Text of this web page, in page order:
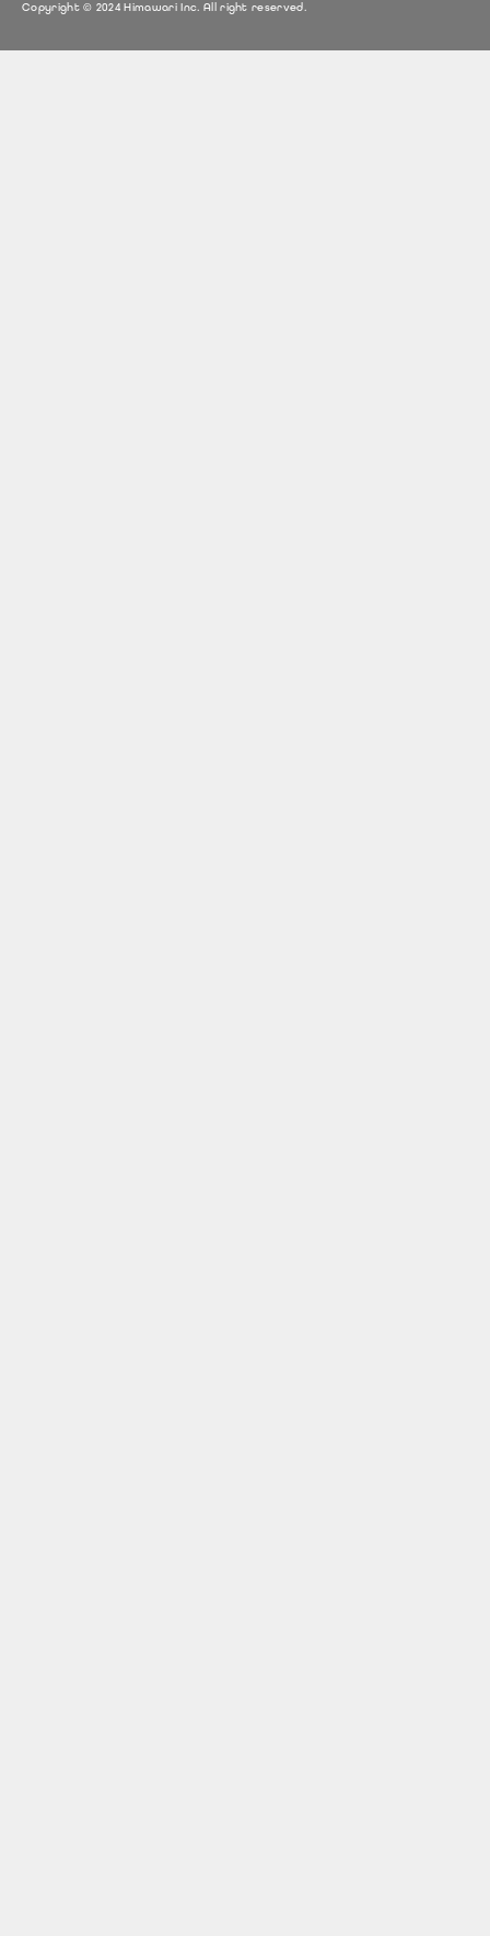
PAGE TOP
Copyright © 2024 Himawari Inc. All right reserved.